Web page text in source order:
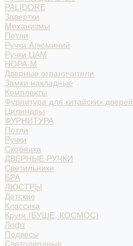
PALIDORE
Завертки
Механизмы
Петли
Ручки Алюминий
Ручки ЦАМ
НОРА-М
Дверные ограничители
Замки накладные
Комплекты
Фурнитура для китайских дверей
Цилиндры
ФУРНИТУРА
Петли
Ручки
Скобянка
ДВЕРНЫЕ РУЧКИ
Светильники
БРА
ЛЮСТРЫ
Детские
Классика
Круги (БУШЕ, КОСМОС)
Лофт
Подвесы
Светодиодные